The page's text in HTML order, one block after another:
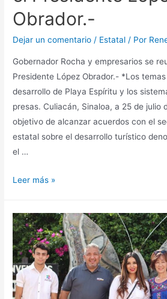
Obrador.-
Dejar un comentario / Estatal / Por
Gobernador Rocha y empresarios se
Presidente López Obrador.- *Los
desarrollo de Playa Espíritu y los
presas. Culiacán, Sinaloa, a 25 de julio
objetivo de alcanzar acuerdos con el
estatal sobre el desarrollo turístico
el …
Leer más »